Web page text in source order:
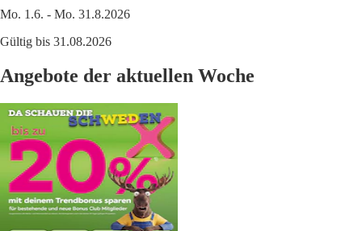
Mo. 1.6. - Mo. 31.8.2026
Gültig bis 31.08.2026
Angebote der aktuellen Woche